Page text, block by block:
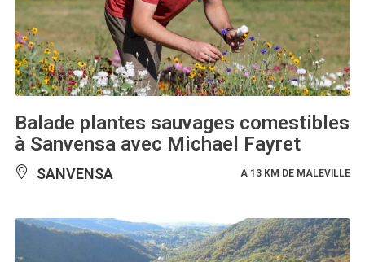
Balade plantes sauvages comestibles
à Sanvensa avec Michael Fayret
SANVENSA À 13 KM DE MALEVILLE